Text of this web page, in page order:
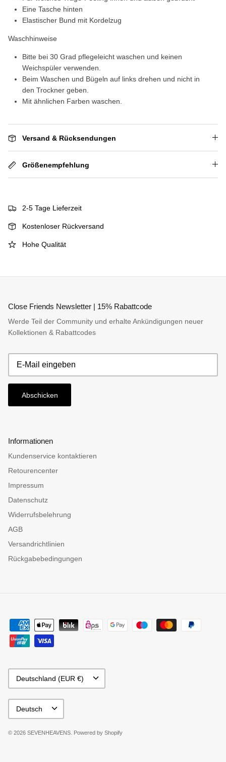
Eine Tasche hinten
Elastischer Bund mit Kordelzug
Waschhinweise
Bitte bei 30 Grad pflegeleicht waschen und keinen
Weichspüler verwenden.
Beim Waschen und Bügeln auf links drehen und nicht in
den Trockner geben.
Mit ähnlichen Farben waschen.
Versand & Rücksendungen
Größenempfehlung
2-5 Tage Lieferzeit
Kostenloser Rückversand
Hohe Qualität
Close Friends Newsletter | 15% Rabattcode
Werde Teil der Community und erhalte Ankündigungen neuer
Kollektionen & Rabattcodes
Abschicken
Informationen
Kundenservice kontaktieren
Retourencenter
Impressum
Datenschutz
Widerrufsbelehrung
AGB
Versandrichtlinien
Rückgabebedingungen
Deutschland (EUR €)
Deutsch
© 2026 SEVENHEAVENS Powered by Shopify